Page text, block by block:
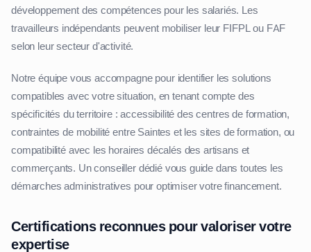
développement des compétences pour les salariés. Les
travailleurs indépendants peuvent mobiliser leur FIFPL ou FAF
selon leur secteur d'activité.
Notre équipe vous accompagne pour identifier les solutions
compatibles avec votre situation, en tenant compte des
spécificités du territoire : accessibilité des centres de formation,
contraintes de mobilité entre Saintes et les sites de formation, ou
compatibilité avec les horaires décalés des artisans et
commerçants. Un conseiller dédié vous guide dans toutes les
démarches administratives pour optimiser votre financement.
Certifications reconnues pour valoriser votre
expertise